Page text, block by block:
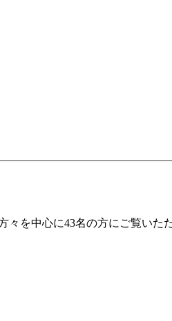
を中心に43名の方にご覧いた